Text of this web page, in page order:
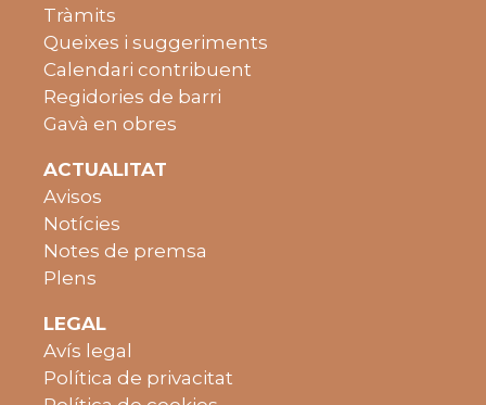
Tràmits
Queixes i suggeriments
Calendari contribuent
Regidories de barri
Gavà en obres
ACTUALITAT
Avisos
Notícies
Notes de premsa
Plens
LEGAL
Avís legal
Política de privacitat